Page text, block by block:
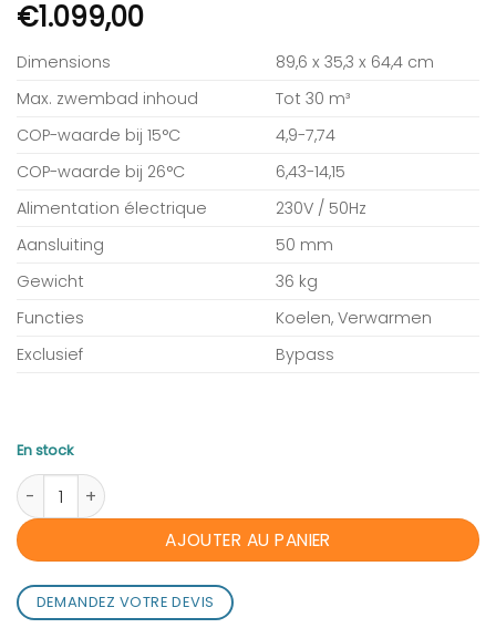
€1.099,00
Dimensions
89,6 x 35,3 x 64,4 cm
Max. zwembad inhoud
Tot 30 m³
COP-waarde bij 15°C
4,9-7,74
COP-waarde bij 26°C
6,43-14,15
Alimentation électrique
230V / 50Hz
Aansluiting
50 mm
Gewicht
36 kg
Functies
Koelen, Verwarmen
Exclusief
Bypass
En stock
quantité de AquaForte 70SP Full Inverter 7,2 kW
AJOUTER AU PANIER
DEMANDEZ VOTRE DEVIS